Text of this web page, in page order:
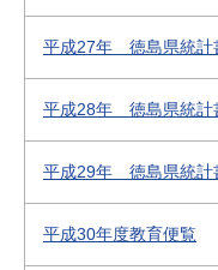
平成27年 徳島県統計
平成28年 徳島県統計
平成29年 徳島県統計
平成30年度教育便覧